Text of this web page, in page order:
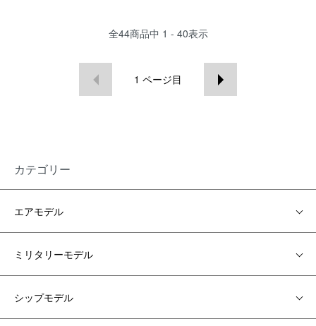
全44商品中 1 - 40表示
1 ページ目
カテゴリー
エアモデル
ミリタリーモデル
シップモデル